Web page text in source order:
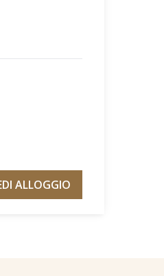
ALLOGGIO